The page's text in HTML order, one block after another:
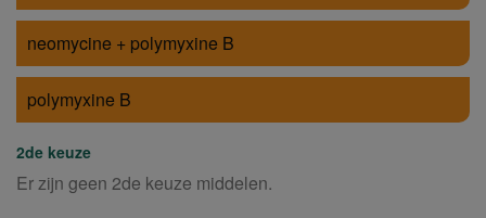
neomycine + polymyxine B
polymyxine B
2de keuze
Er zijn geen 2de keuze middelen.